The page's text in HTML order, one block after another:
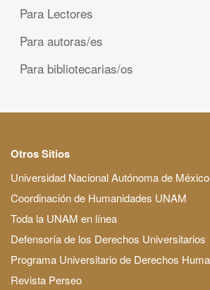
Para Lectores
Para autoras/es
Para bibliotecarias/os
Otros Sitios
Universidad Nacional Autónoma de México
Coordinación de Humanidades UNAM
Toda la UNAM en línea
Defensoría de los Derechos Universitarios
Programa Universitario de Derechos
Revista Perseo